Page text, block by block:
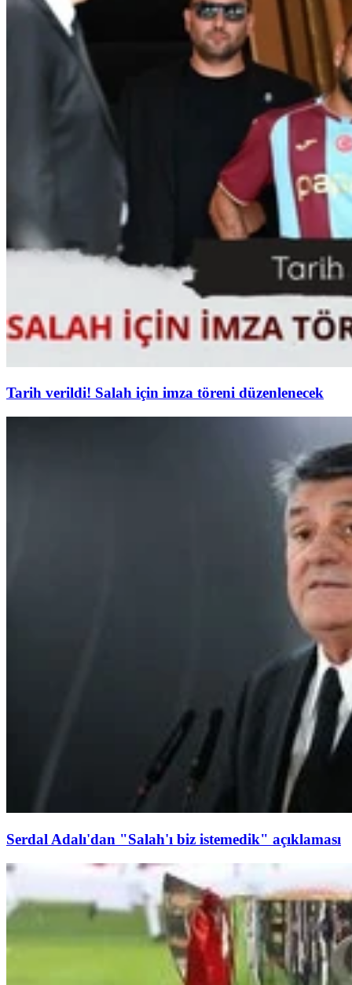
Tarih verildi! Salah için imza töreni düzenlenecek
Serdal Adalı'dan "Salah'ı biz istemedik" açıklaması